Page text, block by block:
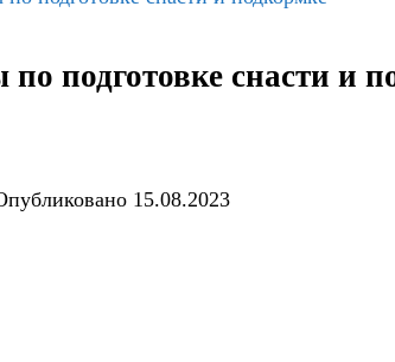
подготовке снасти и
15.08.2023